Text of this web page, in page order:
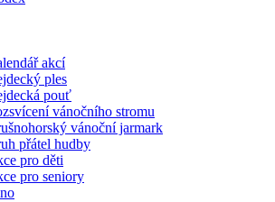
akcí
ples
pouť
vánočního stromu
vánoční jarmark
přátel hudby
pro děti
pro seniory